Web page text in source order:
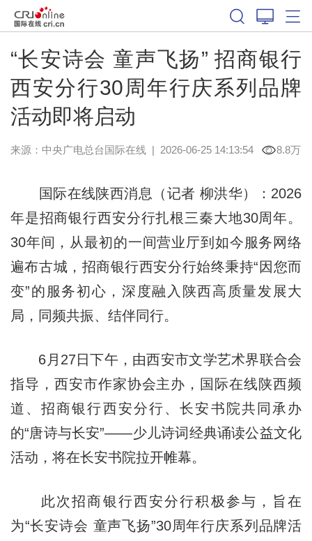
“长安诗会 童声飞扬” 招商银行
西安分行30周年行庆系列品牌
活动即将启动
来源：中央广电总台国际在线| 2026-06-25 14:13:54 8.8万
国际在线陕西消息（记者 柳洪华）：2026
年是招商银行西安分行扎根三秦大地30周年。
30年间，从最初的一间营业厅到如今服务网络
遍布古城，招商银行西安分行始终秉持“因您而
变”的服务初心，深度融入陕西高质量发展大
局，同频共振、结伴同行。
6月27日下午，由西安市文学艺术界联合会
指导，西安市作家协会主办，国际在线陕西频
道、招商银行西安分行、长安书院共同承办
的“唐诗与长安”——少儿诗词经典诵读公益文化
活动，将在长安书院拉开帷幕。
此次招商银行西安分行积极参与，旨在
为“长安诗会 童声飞扬”30周年行庆系列品牌活